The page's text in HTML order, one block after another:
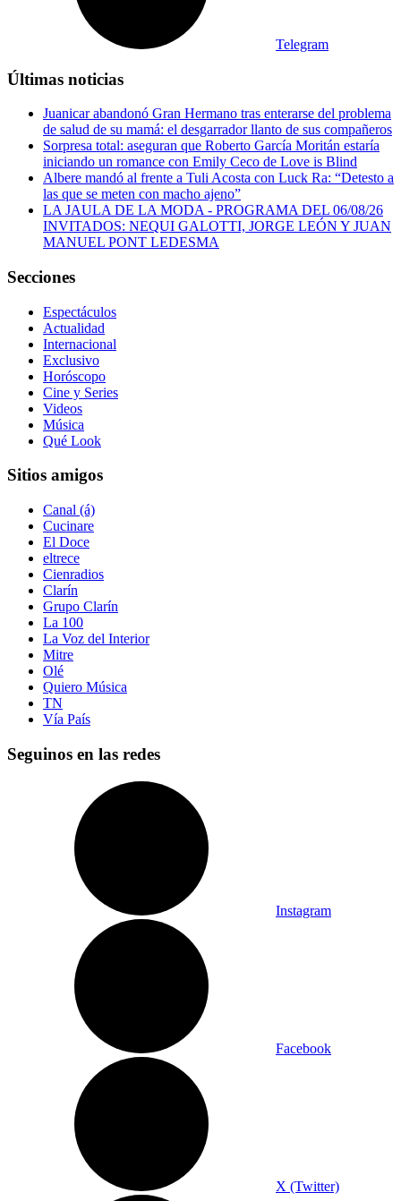
Telegram
Últimas noticias
Juanicar abandonó Gran Hermano tras enterarse del problema
de salud de su mamá: el desgarrador llanto de sus compañeros
Sorpresa total: aseguran que Roberto García Moritán estaría
iniciando un romance con Emily Ceco de Love is Blind
Albere mandó al frente a Tuli Acosta con Luck Ra: “Detesto a
las que se meten con macho ajeno”
LA JAULA DE LA MODA - PROGRAMA DEL 06/08/26
INVITADOS: NEQUI GALOTTI, JORGE LEÓN Y JUAN
MANUEL PONT LEDESMA
Secciones
Espectáculos
Actualidad
Internacional
Exclusivo
Horóscopo
Cine y Series
Videos
Música
Qué Look
Sitios amigos
Canal (á)
Cucinare
El Doce
eltrece
Cienradios
Clarín
Grupo Clarín
La 100
La Voz del Interior
Mitre
Olé
Quiero Música
TN
Vía País
Seguinos en las redes
Instagram
Facebook
X (Twitter)